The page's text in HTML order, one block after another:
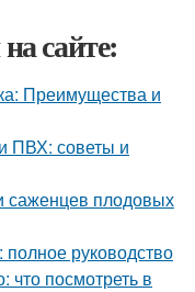
сайте:
Преимущества и
ПВХ: советы и
саженцев плодовых
руководство
что посмотреть в